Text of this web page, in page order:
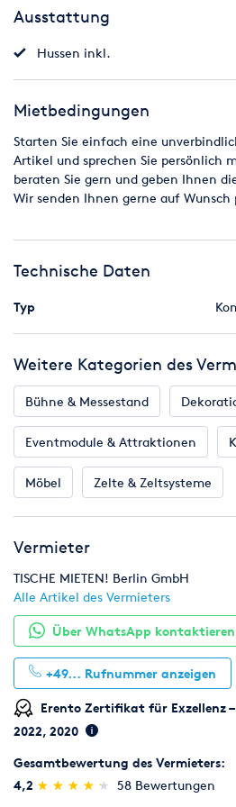
Ausstattung
Hussen inkl.
Mietbedingungen
Starten Sie einfach eine
Artikel und sprechen Sie persönlich
beraten Sie gern und geben Ihnen
Wir senden Ihnen gerne auf
Technische Daten
Typ
Weitere Kategorien des
Bühne & Messestand
Eventmodule & Attraktionen
Möbel Zelte & Zeltsysteme
Vermieter
TISCHE MIETEN! Berlin GmbH
Alle Artikel des Vermieters
Über WhatsApp kontaktieren
+49... Rufnummer anzeigen
Erento Zertifikat für Exzellenz –
2022, 2020
Gesamtbewertung des Vermieters:
4,2 (*)
★
★
(*) ★
★
(*) ★
★
(*) ★
★
(*) ★
★ 58 Bewertungen